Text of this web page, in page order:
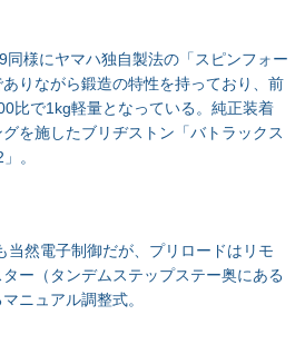
同様にヤマハ独自製法の「スピンフォー
りながら鍛造の特性を持っており、前
比で1kg軽量となっている。純正装着
を施したブリヂストン「バトラックス
。
当然電子制御だが、プリロードはリモ
ー（タンデムステップステー奥にある
ニュアル調整式。